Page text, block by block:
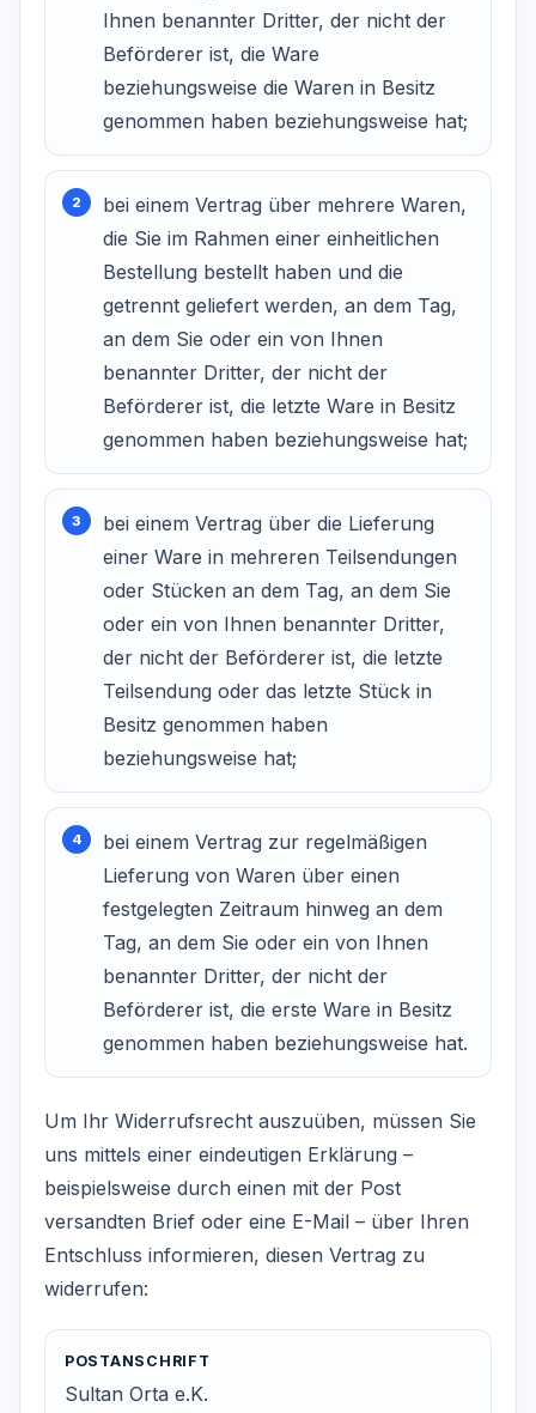
Ihnen benannter Dritter, der nicht der
Beförderer ist, die Ware
beziehungsweise die Waren in Besitz
genommen haben beziehungsweise hat;
bei einem Vertrag über mehrere Waren,
die Sie im Rahmen einer einheitlichen
Bestellung bestellt haben und die
getrennt geliefert werden, an dem Tag,
an dem Sie oder ein von Ihnen
benannter Dritter, der nicht der
Beförderer ist, die letzte Ware in Besitz
genommen haben beziehungsweise hat;
bei einem Vertrag über die Lieferung
einer Ware in mehreren Teilsendungen
oder Stücken an dem Tag, an dem Sie
oder ein von Ihnen benannter Dritter,
der nicht der Beförderer ist, die letzte
Teilsendung oder das letzte Stück in
Besitz genommen haben
beziehungsweise hat;
bei einem Vertrag zur regelmäßigen
Lieferung von Waren über einen
festgelegten Zeitraum hinweg an dem
Tag, an dem Sie oder ein von Ihnen
benannter Dritter, der nicht der
Beförderer ist, die erste Ware in Besitz
genommen haben beziehungsweise hat.
Um Ihr Widerrufsrecht auszuüben, müssen Sie
uns mittels einer eindeutigen Erklärung –
beispielsweise durch einen mit der Post
versandten Brief oder eine E-Mail – über Ihren
Entschluss informieren, diesen Vertrag zu
widerrufen:
POSTANSCHRIFT
Sultan Orta e.K.